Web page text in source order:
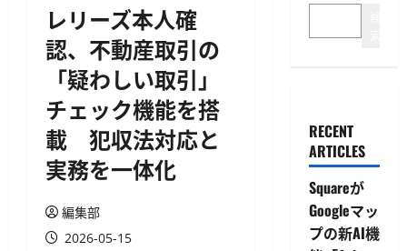
レリーズ本人確
認、不動産取引の
「疑わしい取引」
チェック機能を搭
載 犯収法対応と
実務を一体化
編集部
2026-05-15
RECENT
ARTICLES
Squareが
Googleマッ
プの新AI機